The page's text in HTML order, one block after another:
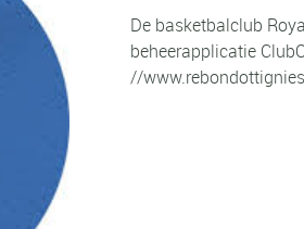
De basketbalclub
beheerapplicatie
//